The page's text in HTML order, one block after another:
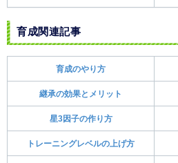
育成関連記事
育成のやり方
継承の効果とメリット
星3因子の作り方
トレーニングレベルの上げ方